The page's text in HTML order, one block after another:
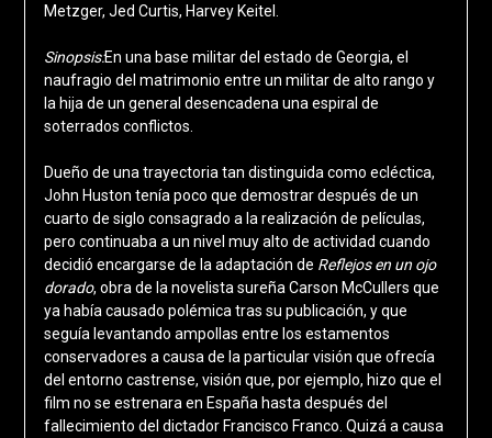
Metzger, Jed Curtis, Harvey Keitel.
Sinopsis:En una base militar del estado de Georgia, el
naufragio del matrimonio entre un militar de alto rango y
la hija de un general desencadena una espiral de
soterrados conflictos.
Dueño de una trayectoria tan distinguida como ecléctica,
John Huston tenía poco que demostrar después de un
cuarto de siglo consagrado a la realización de películas,
pero continuaba a un nivel muy alto de actividad cuando
decidió encargarse de la adaptación de Reflejos en un ojo
dorado, obra de la novelista sureña Carson McCullers que
ya había causado polémica tras su publicación, y que
seguía levantando ampollas entre los estamentos
conservadores a causa de la particular visión que ofrecía
del entorno castrense, visión que, por ejemplo, hizo que el
film no se estrenara en España hasta después del
fallecimiento del dictador Francisco Franco. Quizá a causa